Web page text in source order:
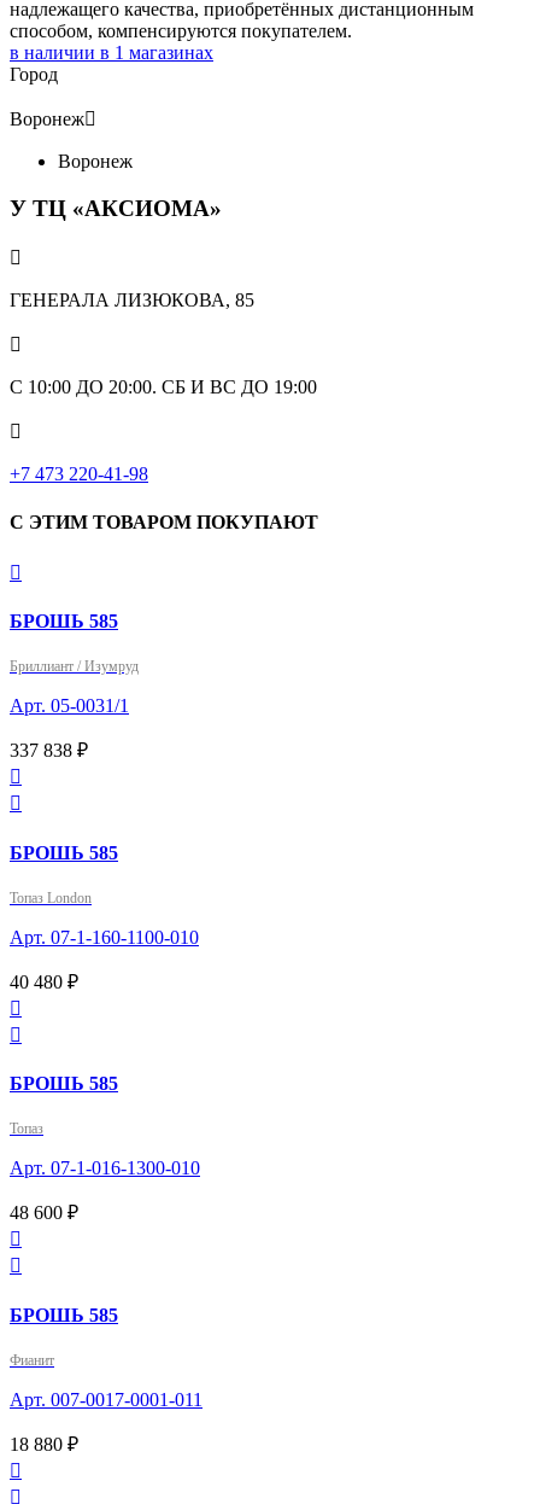
надлежащего качества, приобретённых дистанционным
способом, компенсируются покупателем.
в наличии в 1 магазинах
Город
Воронеж
Воронеж
У ТЦ «АКСИОМА»

ГЕНЕРАЛА ЛИЗЮКОВА, 85

С 10:00 ДО 20:00. СБ И ВС ДО 19:00

+7 473 220-41-98
С ЭТИМ ТОВАРОМ ПОКУПАЮТ

БРОШЬ 585
Бриллиант / Изумруд
Арт. 05-0031/1
337 838 ₽


БРОШЬ 585
Топаз London
Арт. 07-1-160-1100-010
40 480 ₽


БРОШЬ 585
Топаз
Арт. 07-1-016-1300-010
48 600 ₽


БРОШЬ 585
Фианит
Арт. 007-0017-0001-011
18 880 ₽

